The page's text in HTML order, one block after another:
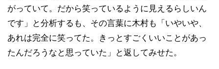
がっていて。だから笑っているように見えるらしいん
です」と分析するも、その言葉に木村も「いやいや、
あれは完全に笑ってた。きっとすごくいいことがあっ
たんだろうなと思っていた」と返してみせた。